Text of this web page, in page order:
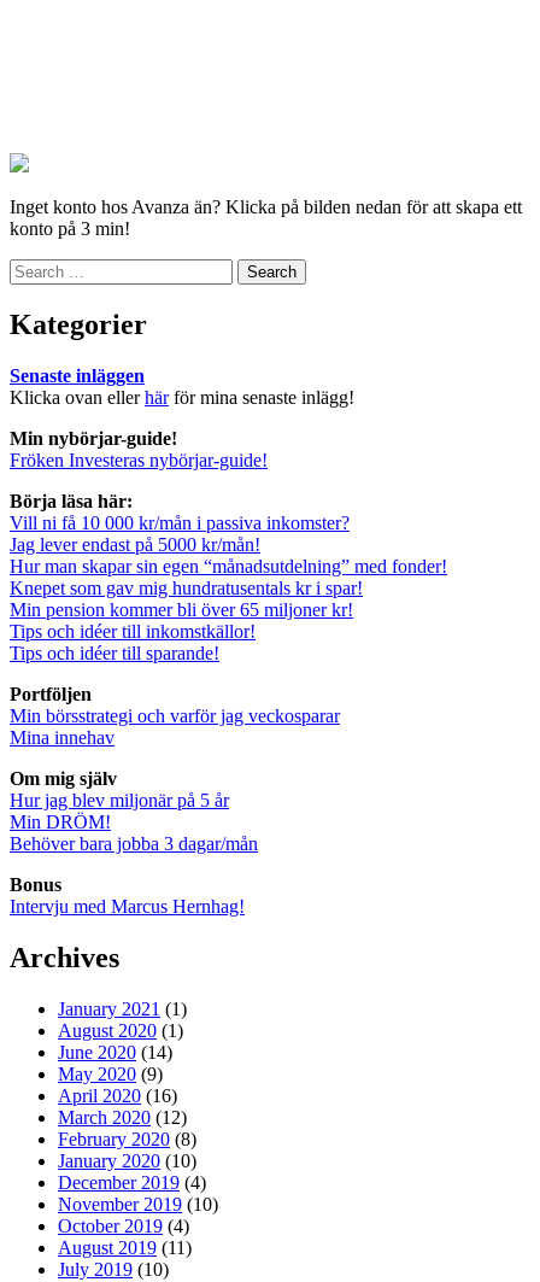
Inget konto hos Avanza än? Klicka på bilden nedan för att skapa ett
konto på 3 min!
Search
for:
Kategorier
Senaste inläggen
Klicka ovan ellerhärför mina senaste inlägg!
Min nybörjar-guide!
Fröken Investeras nybörjar-guide!
Börja läsa här:
Vill ni få 10 000 kr/mån i passiva inkomster?
Jag lever endast på 5000 kr/mån!
Hur man skapar sin egen “månadsutdelning” med fonder!
Knepet som gav mig hundratusentals kr i spar!
Min pension kommer bli över 65 miljoner kr!
Tips och idéer till inkomstkällor!
Tips och idéer till sparande!
Portföljen
Min börsstrategi och varför jag veckosparar
Mina innehav
Om mig själv
Hur jag blev miljonär på 5 år
Min DRÖM!
Behöver bara jobba 3 dagar/mån
Bonus
Intervju med Marcus Hernhag!
Archives
January 2021 (1)
August 2020 (1)
June 2020 (14)
May 2020 (9)
April 2020 (16)
March 2020 (12)
February 2020 (8)
January 2020 (10)
December 2019 (4)
November 2019 (10)
October 2019 (4)
August 2019 (11)
July 2019 (10)